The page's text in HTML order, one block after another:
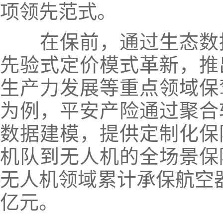
项领先范式。
在保前，通过生态
先验式定价模式革新，
生产力发展等重点领域
为例，平安产险通过聚
数据建模，提供定制化
机队到无人机的全场景
无人机领域累计承保航空
亿元。